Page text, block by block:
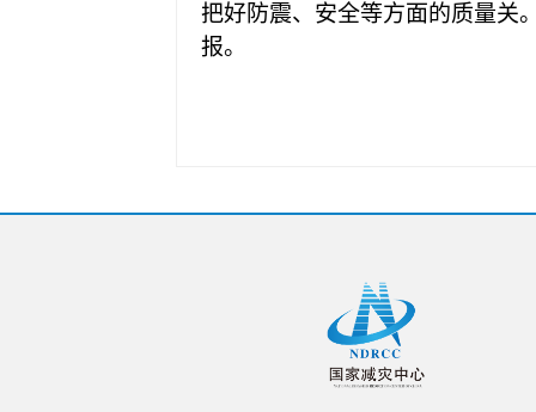
把好防震、安全等方面的质量关
报。